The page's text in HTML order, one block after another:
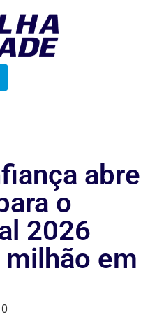
abre
o
2026
em